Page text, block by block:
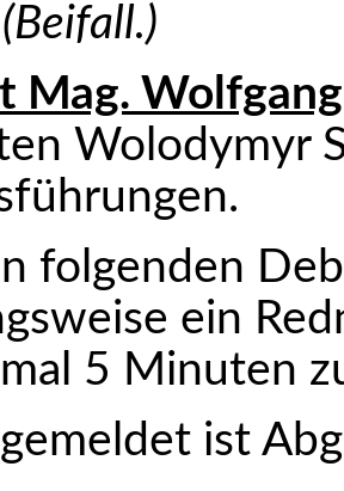
(Beifall.)
Mag.
Wolodymyr
folgenden
ein
5 Minuten
ist